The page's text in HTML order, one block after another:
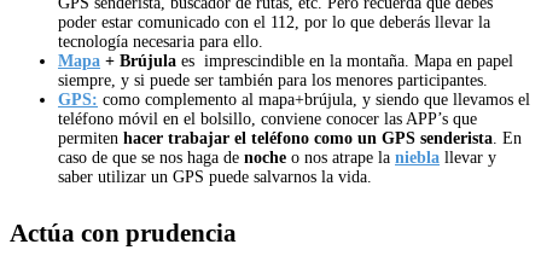
poder estar comunicado con el 112, por lo que deberás llevar la
tecnología necesaria para ello.
Mapa + Brújula es imprescindible en la montaña. Mapa en papel
siempre, y si puede ser también para los menores participantes.
GPS: como complemento al mapa+brújula, y siendo que llevamos el
teléfono móvil en el bolsillo, conviene conocer las APP’s que
permiten hacer trabajar el teléfono como un GPS senderista. En
caso de que se nos haga de noche o nos atrape la niebla llevar y
saber utilizar un GPS puede salvarnos la vida.
Actúa con prudencia